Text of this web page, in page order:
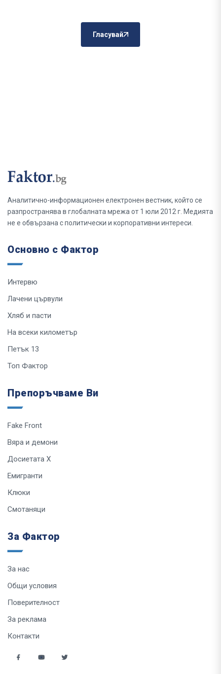
Гласувай
Аналитично-информационен електронен вестник, който се
разпространява в глобалната мрежа от 1 юли 2012 г. Медията
не е обвързана с политически и корпоративни интереси.
Основно с Фактор
Интервю
Лачени цървули
Хляб и пасти
На всеки километър
Петък 13
Топ Фактор
Препоръчваме Ви
Fake Front
Вяра и демони
Досиетата Х
Емигранти
Клюки
Смотаняци
За Фактор
За нас
Общи условия
Поверителност
За реклама
Контакти